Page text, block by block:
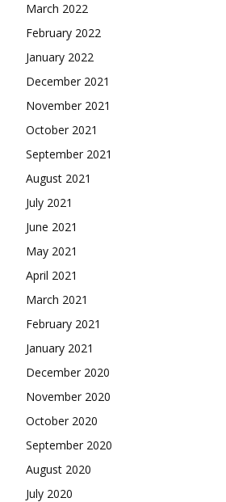
March 2022
February 2022
January 2022
December 2021
November 2021
October 2021
September 2021
August 2021
July 2021
June 2021
May 2021
April 2021
March 2021
February 2021
January 2021
December 2020
November 2020
October 2020
September 2020
August 2020
July 2020